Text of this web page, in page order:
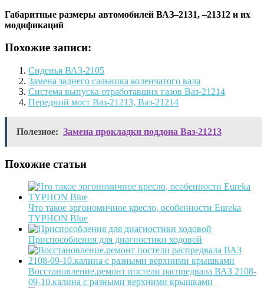
Габаритные размеры автомобилей ВАЗ–2131, –21312 и их
модификаций
Похожие записи:
Сиденья ВАЗ-2105
Замена заднего сальника коленчатого вала
Система выпуска отработавших газов Ваз-21214
Передний мост Ваз-21213, Ваз-21214
Полезное: Замена прокладки поддона Ваз-21213
Похожие статьи
Что такое эргономичное кресло, особенности Eureka
TYPHON Blue
Приспособления для диагностики ходовой
Восстановление.ремонт постели распредвала ВАЗ 2108-
09-10.калина с разными верхними крышками